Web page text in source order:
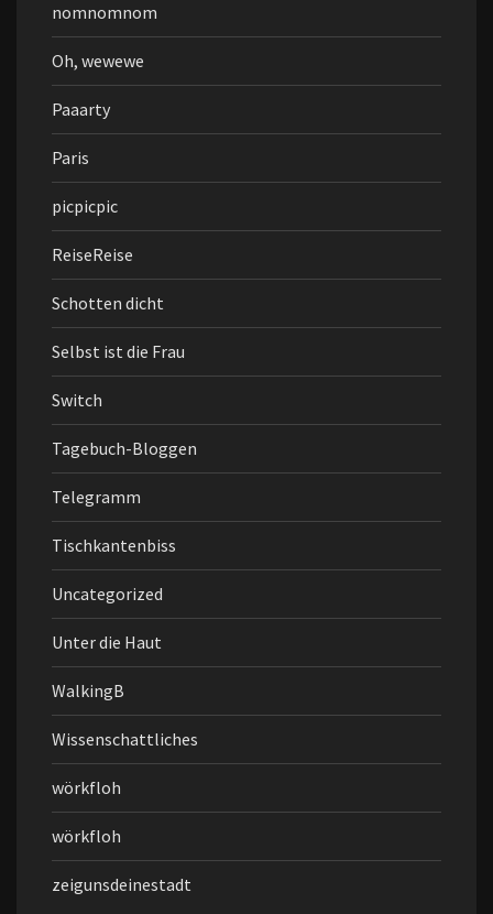
nomnomnom
Oh, wewewe
Paaarty
Paris
picpicpic
ReiseReise
Schotten dicht
Selbst ist die Frau
Switch
Tagebuch-Bloggen
Telegramm
Tischkantenbiss
Uncategorized
Unter die Haut
WalkingB
Wissenschattliches
wörkfloh
wörkfloh
zeigunsdeinestadt